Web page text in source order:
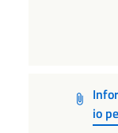
io